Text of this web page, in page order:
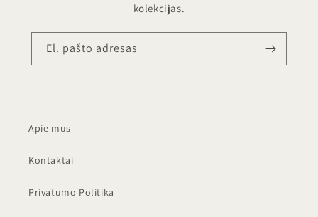
kolekcijas.
El. pašto adresas
Apie mus
Kontaktai
Privatumo Politika